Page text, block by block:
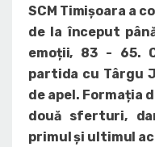
SCM Timișoara a
de la început
emoții, 83 - 65.
partida cu Târgu
de apel. Formația
două sferturi,
primul și ultimul